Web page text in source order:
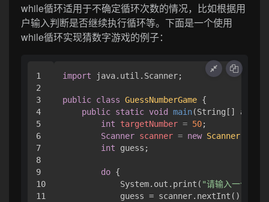
while循环适用于不确定循环次数的情况，比如根据用
户输入判断是否继续执行循环等。下面是一个使用
while循环实现猜数字游戏的例子：
1
2
3
4
5
6
7
8
9
10
11
import java.util.Scanner;
public class GuessNumberGame {
public static void main(String[] args)
int
targetNumber = 50;
Scanner scanner = new Scanner
int guess;
do {
            System.out.print(
"请输入一个猜测
            guess = scanner.nextInt();